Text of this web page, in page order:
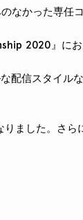
なかった専任
2020』に
配信スタイル
りました。さら